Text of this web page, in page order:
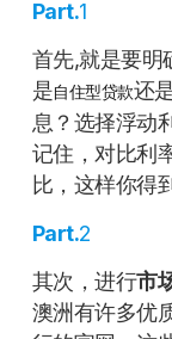
Part.1
首先,就是要明
是自住型贷款还
息？选择浮动
记住，对比利
比，这样你得
Part.2
其次，进行市
澳洲有许多优